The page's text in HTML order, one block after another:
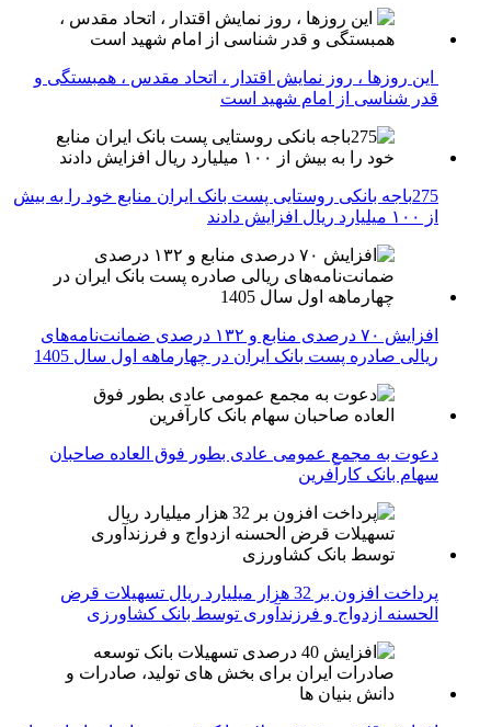
این روزها ، روز نمایش اقتدار ، اتحاد مقدس ، همبستگی و
قدر شناسی از امام شهید است
275باجه بانکی روستایی پست بانک ایران منابع خود را به بیش
از ۱۰۰ میلیارد ریال افزایش دادند
افزایش ۷۰ درصدی منابع و ۱۳۲ درصدی ضمانت‌نامه‌های
ریالی صادره پست بانک ایران در چهارماهه اول سال 1405
دعوت به مجمع عمومی عادی بطور فوق العاده صاحبان
سهام بانک کارآفرین
پرداخت افزون بر 32 هزار میلیارد ریال تسهیلات قرض
الحسنه ازدواج و فرزندآوری توسط بانک کشاورزی